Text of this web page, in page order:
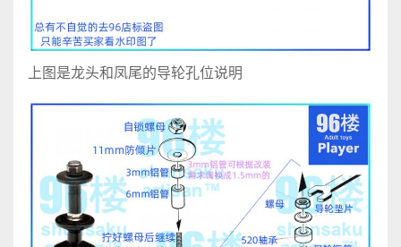
上图是龙头和凤尾的导轮孔位说明